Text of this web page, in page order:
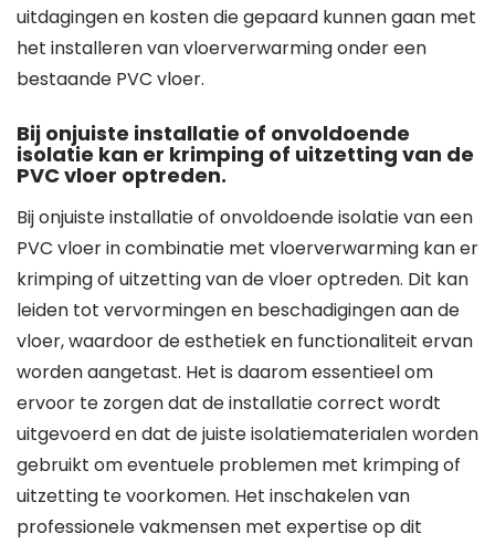
uitdagingen en kosten die gepaard kunnen gaan met
het installeren van vloerverwarming onder een
bestaande PVC vloer.
Bij onjuiste installatie of onvoldoende
isolatie kan er krimping of uitzetting van de
PVC vloer optreden.
Bij onjuiste installatie of onvoldoende isolatie van een
PVC vloer in combinatie met vloerverwarming kan er
krimping of uitzetting van de vloer optreden. Dit kan
leiden tot vervormingen en beschadigingen aan de
vloer, waardoor de esthetiek en functionaliteit ervan
worden aangetast. Het is daarom essentieel om
ervoor te zorgen dat de installatie correct wordt
uitgevoerd en dat de juiste isolatiematerialen worden
gebruikt om eventuele problemen met krimping of
uitzetting te voorkomen. Het inschakelen van
professionele vakmensen met expertise op dit